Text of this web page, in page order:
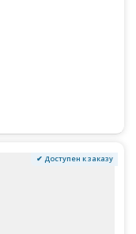
✔ Доступен к заказу